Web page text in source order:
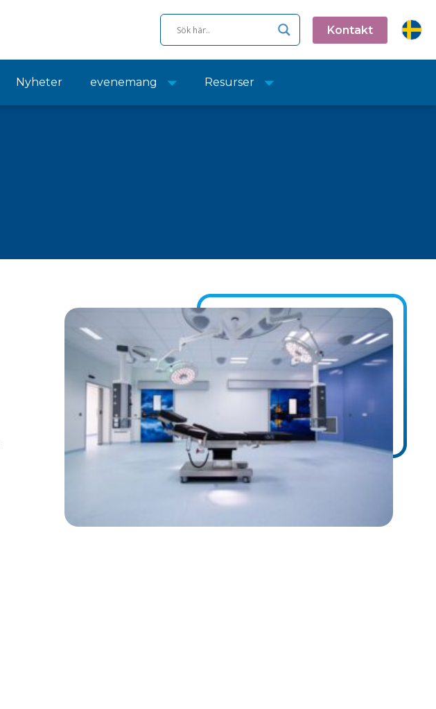
Kontakt
Nyheter evenemang Resurser